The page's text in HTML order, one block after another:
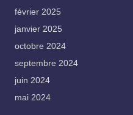
février 2025
janvier 2025
octobre 2024
septembre 2024
juin 2024
mai 2024